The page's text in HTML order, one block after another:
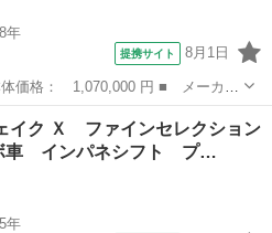
年
提携サイト 8月1日
イク ■ グレード名： Ｇターボ
ライドドア ナビ クリアランスソ
イク Ｘ ファインセレクション
車 インパネシフト プ…
年